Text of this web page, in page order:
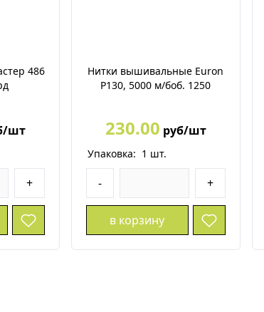
486
шт
+
Нитки вышивальные Euron
P130, 5000 м/боб. 1250
230.00 руб/шт
Упаковка: 1 шт.
- +
в корзину